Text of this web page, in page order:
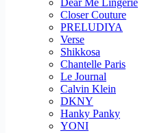
Dear Me Lingerie
Closer Couture
PRELUDIYA
Verse
Shikkosa
Chantelle Paris
Le Journal
Calvin Klein
DKNY
Hanky Panky
YONI